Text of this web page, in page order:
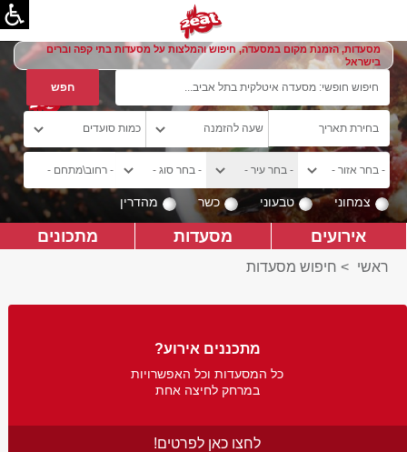
מסעדות, הזמנת מקום במסעדה, חיפוש והמלצות על מסעדות בתי קפה וברים
בישראל
צמחוני טבעוני כשר מהדרין
אירועים מסעדות מתכונים
ראשי > חיפוש מסעדות
מתכננים אירוע?
כל המסעדות וכל האפשרויות
במרחק לחיצה אחת
לחצו כאן לפרטים!